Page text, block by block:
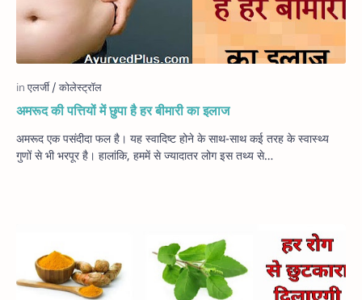
अमरूद की पत्तियों में छुपा है हर बीमारी का इलाज
अमरूद एक पसंदीदा फल है। यह स्‍वादिष्‍ट होने के साथ-साथ कई तरह के स्‍वास्‍थ्‍य
गुणों से भी भरपूर है। हालांकि, हममें से ज्‍यादातर लोग इस तथ्‍य से…